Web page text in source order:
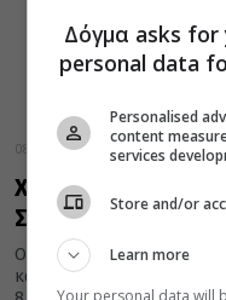
08 Απριλίου 2016
Χαιρετισμοί της
Στάσης
Οι χαιρετισμοί στην
κάθε πιστός χαίρεται
Δόγμα asks for
personal data
Personalised
content
services
Store and/or
Learn more
Your personal data will